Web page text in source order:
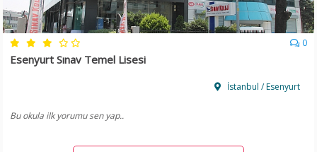
0
Esenyurt Sınav Temel Lisesi
İstanbul / Esenyurt
Bu okula ilk yorumu sen yap..